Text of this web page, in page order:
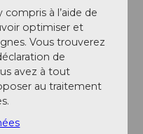
à l’aide de
optimiser et
Vous trouverez
de
avez à tout
au traitement